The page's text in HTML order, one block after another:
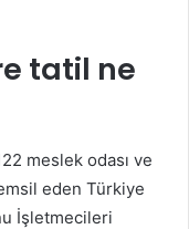
tatil ne
meslek odası ve
eden Türkiye
İşletmecileri